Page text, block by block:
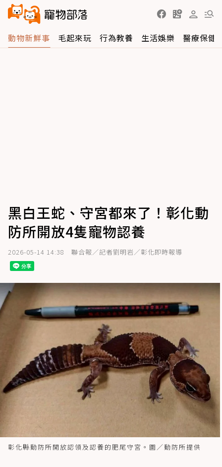
動物新鮮事 毛起來玩 行為教養 生活娛樂 醫療保健
黑白王蛇、守宮都來了！彰化動
防所開放4隻寵物認養
2026-05-14 14:38 聯合報／記者劉明岩／彰化即時報導
彰化縣動防所開放認領及認養的肥尾守宮。圖／動防所提供